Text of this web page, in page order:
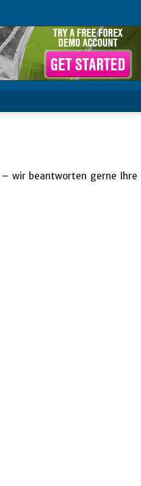
– wir beantworten gerne Ihre